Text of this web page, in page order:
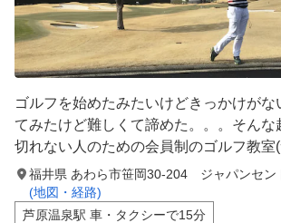
ゴルフを始めたみたいけどきっかけがな
てみたけど難しくて諦めた。。。そんな
切れない人のための会員制のゴルフ教室(
福井県 あわら市笹岡30-204 ジャパンセン
(地図・経路)
芦原温泉駅 車・タクシーで15分